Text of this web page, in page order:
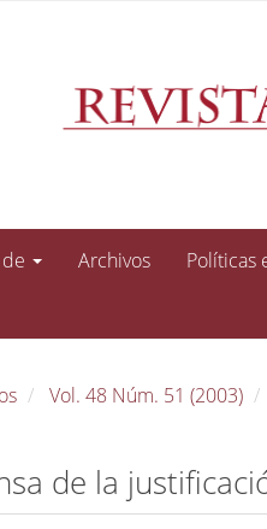
Archivos Políticas
Vol. 48 Núm. 51 (2003)
de la